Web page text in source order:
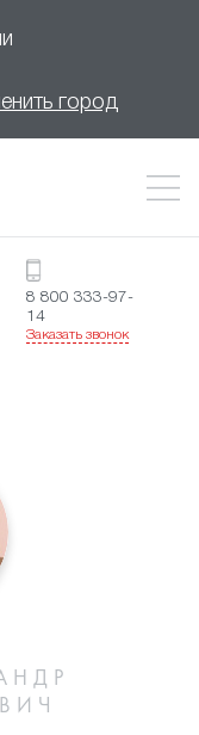
город
8 800 333-97-
14
Заказать звонок